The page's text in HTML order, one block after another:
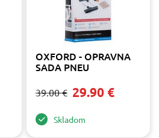
5
OXFORD - OPRAVNA
SADA PNEU
39.00 € 29.90 €
Skladom